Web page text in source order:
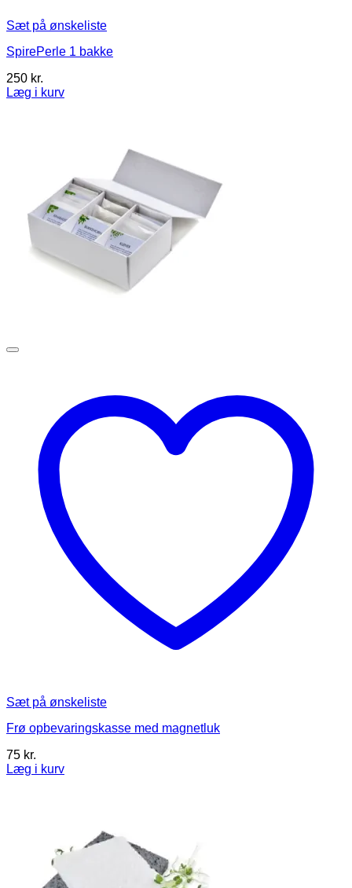
Sæt på ønskeliste
SpirePerle 1 bakke
250 kr.
Læg i kurv
Sæt på ønskeliste
Frø opbevaringskasse med magnetluk
75 kr.
Læg i kurv